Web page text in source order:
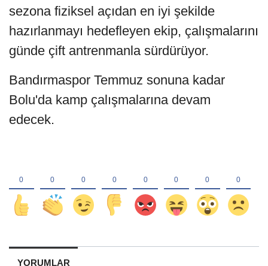
sezona fiziksel açıdan en iyi şekilde
hazırlanmayı hedefleyen ekip, çalışmalarını
günde çift antrenmanla sürdürüyor.
Bandırmaspor Temmuz sonuna kadar
Bolu'da kamp çalışmalarına devam
edecek.
YORUMLAR